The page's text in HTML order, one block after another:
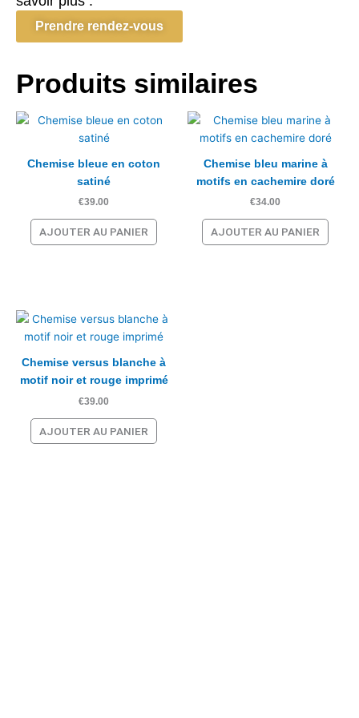
Prendre rendez-vous
Produits similaires
Chemise bleue en coton
satiné
€39.00
AJOUTER AU PANIER
Chemise bleu marine à
motifs en cachemire doré
€34.00
AJOUTER AU PANIER
Chemise versus blanche à
motif noir et rouge imprimé
€39.00
AJOUTER AU PANIER